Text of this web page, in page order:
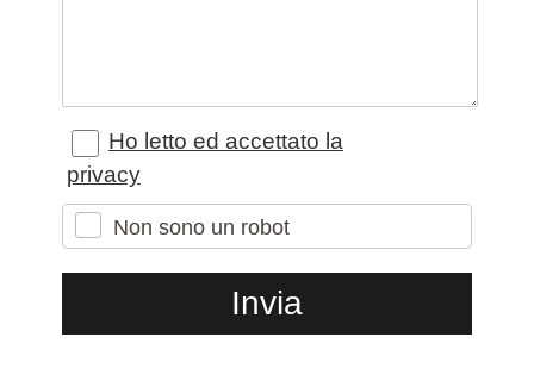
Ho letto ed accettato la
privacy
Non sono un robot